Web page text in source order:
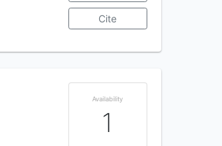
Cite
Availability
1